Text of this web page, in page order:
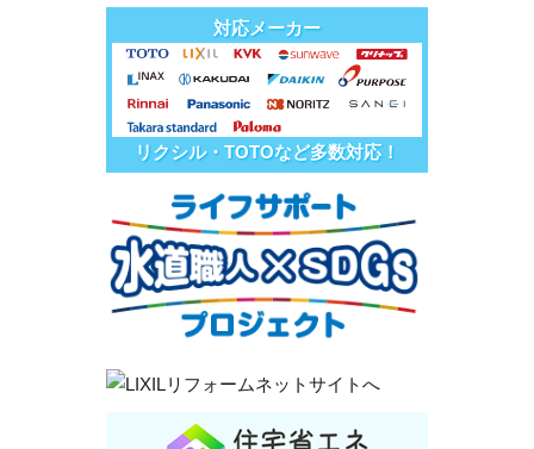
対応メーカー
リクシル・TOTOなど多数対応！